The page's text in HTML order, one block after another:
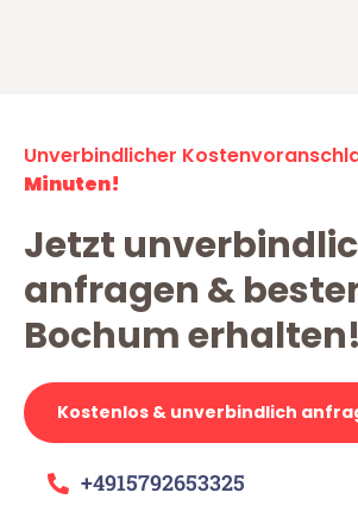
Unverbindlicher
Minuten!
Jetzt
anfragen &
Bochum erhalten!
Kostenlos & unverbindlich
+4915792653325